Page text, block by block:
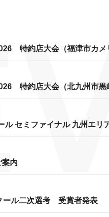
特約店大会（福津市カメ
特約店大会（北九州市黒
ル セミファイナル 九州エリ
案内
ール二次選考 受賞者発表